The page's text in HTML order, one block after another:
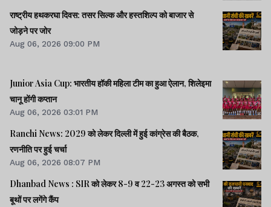
राष्ट्रीय हथकरघा दिवस: तसर सिल्क और हस्तशिल्प को बाजार से
जोड़ने पर जोर
Aug 06, 2026 09:00 PM
Junior Asia Cup: भारतीय हॉकी महिला टीम का हुआ ऐलान, शिलेइमा
चानू होंगी कप्तान
Aug 06, 2026 03:01 PM
Ranchi News: 2029 को लेकर दिल्ली में हुई कांग्रेस की बैठक,
रणनीति पर हुई चर्चा
Aug 06, 2026 08:07 PM
Dhanbad News : SIR को लेकर 8-9 व 22-23 अगस्त को सभी
बूथों पर लगेंगे कैंप